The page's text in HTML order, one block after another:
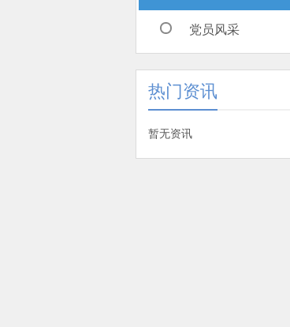
党员风采
热门资讯
暂无资讯